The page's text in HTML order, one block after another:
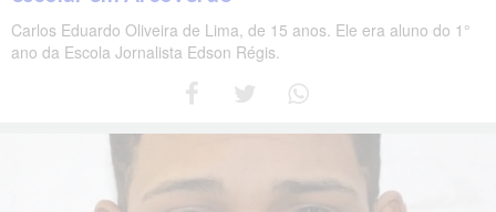
Carlos Eduardo Oliveira de Lima, de 15 anos. Ele era aluno do 1°
ano da Escola Jornalista Edson Régis.